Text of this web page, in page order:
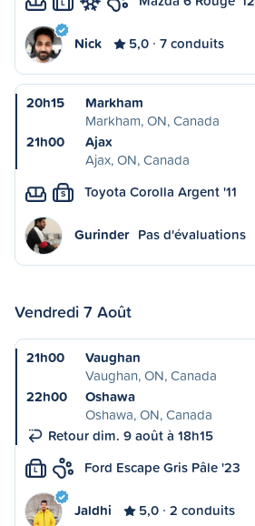
Nick 5,0 7 conduits
20h15
Markham
Markham, ON, Canada
21h00
Ajax
Ajax, ON, Canada
S Toyota Corolla Argent '11
Gurinder Pas d'évaluations
Vendredi 7 Août
21h00
Vaughan
Vaughan, ON, Canada
22h00
Oshawa
Oshawa, ON, Canada
Retour dim. 9 août à 18h15
L Ford Escape Gris Pâle '23
Jaldhi 5,0 2 conduits